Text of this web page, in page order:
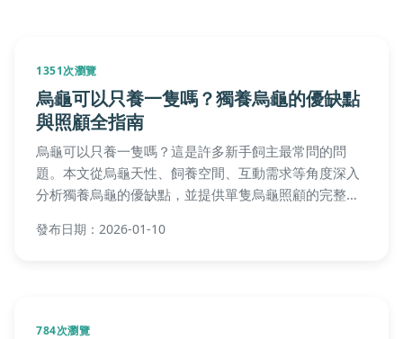
1351次瀏覽
烏龜可以只養一隻嗎？獨養烏龜的優缺點
與照顧全指南
烏龜可以只養一隻嗎？這是許多新手飼主最常問的問
題。本文從烏龜天性、飼養空間、互動需求等角度深入
分析獨養烏龜的優缺點，並提供單隻烏龜照顧的完整指
發布日期：2026-01-10
784次瀏覽